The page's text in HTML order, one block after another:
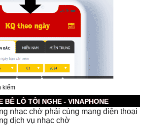
kiếm
BÊ LÔ TÔI NGHE - VINAPHONE
nhạc chờ phải cùng mạng điện thoại
dịch vụ nhạc chờ